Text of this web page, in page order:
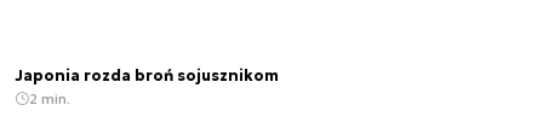
Japonia rozda broń sojusznikom
2 min.